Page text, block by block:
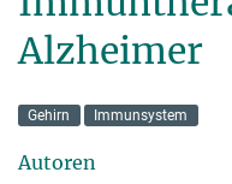
Alzheimer
Gehirn Immunsystem
Autoren